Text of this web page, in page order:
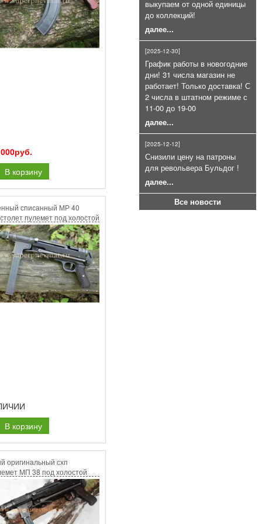
для СПШ ракетницы (26, 5 мм.)
400руб.
Холостой патрон 9Р.А (9П,А)
9Х22мм пачка 20шт
выкупаем от одной единицы
до коллекций!
далее...
[2025-12-30]
График работы в новогодние
дни! 31 числа магазин не
работает! Только доставка! С
2 числа в штатном режиме с
11-00 до 19-00
далее...
[2025-12-12]
Снизили цену на патроны
для револьвера Бульдог !
далее...
Все новости
В корзину
списанный МР 40
пулемет под холостой
1942 завод Ayf.
В корзину
оригинальный схп
МП 38 под холостой